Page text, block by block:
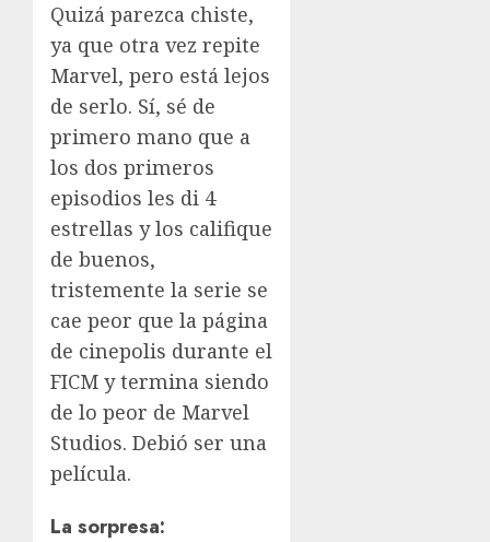
Quizá parezca chiste,
ya que otra vez repite
Marvel, pero está lejos
de serlo. Sí, sé de
primero mano que a
los dos primeros
episodios les di 4
estrellas y los califique
de buenos,
tristemente la serie se
cae peor que la página
de cinepolis durante el
FICM y termina siendo
de lo peor de Marvel
Studios. Debió ser una
película.
La sorpresa: